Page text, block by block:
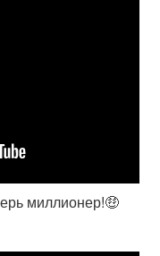
миллионер!🤑